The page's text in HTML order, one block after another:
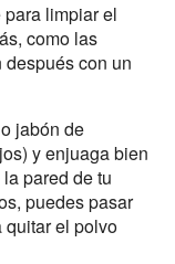
limpiar el
como las
con un
jabón de
y enjuaga bien
pared de tu
puedes pasar
quitar el polvo